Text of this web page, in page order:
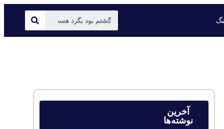
آخرین
نوشته‌ها